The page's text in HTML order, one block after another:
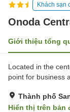
Khách sạn
Onoda
Giới thiệu tổng
Located in the
point for business
Thành phố
Hiển thị trên bản